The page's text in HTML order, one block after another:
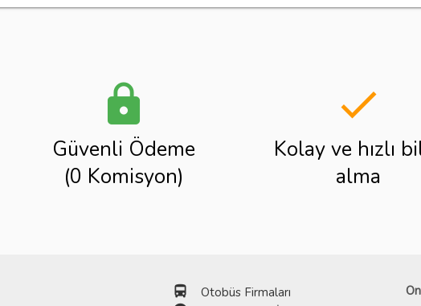
lock
Güvenli Ödeme
(0 Komisyon)
done
Kolay ve hızlı
alma
directions_bus Otobüs Firmaları